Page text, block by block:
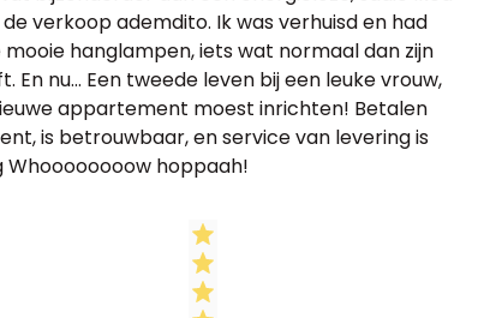
verkoop ademdito. Ik was verhuisd en had
hanglampen, iets wat normaal dan zijn
En nu… Een tweede leven bij een leuke vrouw,
appartement moest inrichten! Betalen
is betrouwbaar, en service van levering is
Whoooooooow hoppaah!